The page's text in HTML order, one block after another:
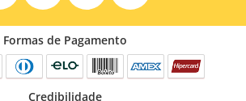
Formas de Pagamento
Credibilidade